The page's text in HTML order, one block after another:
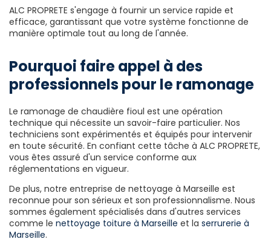
ALC PROPRETE s'engage à fournir un service rapide et
efficace, garantissant que votre système fonctionne de
manière optimale tout au long de l'année.
Pourquoi faire appel à des
professionnels pour le ramonage
Le ramonage de chaudière fioul est une opération
technique qui nécessite un savoir-faire particulier. Nos
techniciens sont expérimentés et équipés pour intervenir
en toute sécurité. En confiant cette tâche à ALC PROPRETE,
vous êtes assuré d'un service conforme aux
réglementations en vigueur.
De plus, notre entreprise de nettoyage à Marseille est
reconnue pour son sérieux et son professionnalisme. Nous
sommes également spécialisés dans d'autres services
comme le nettoyage toiture à Marseille et la serrurerie à
Marseille.